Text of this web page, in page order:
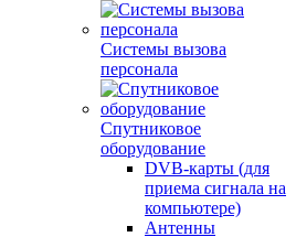
Системы вызова
персонала
Спутниковое
оборудование
DVB-карты (для
приема сигнала на
компьютере)
Антенны